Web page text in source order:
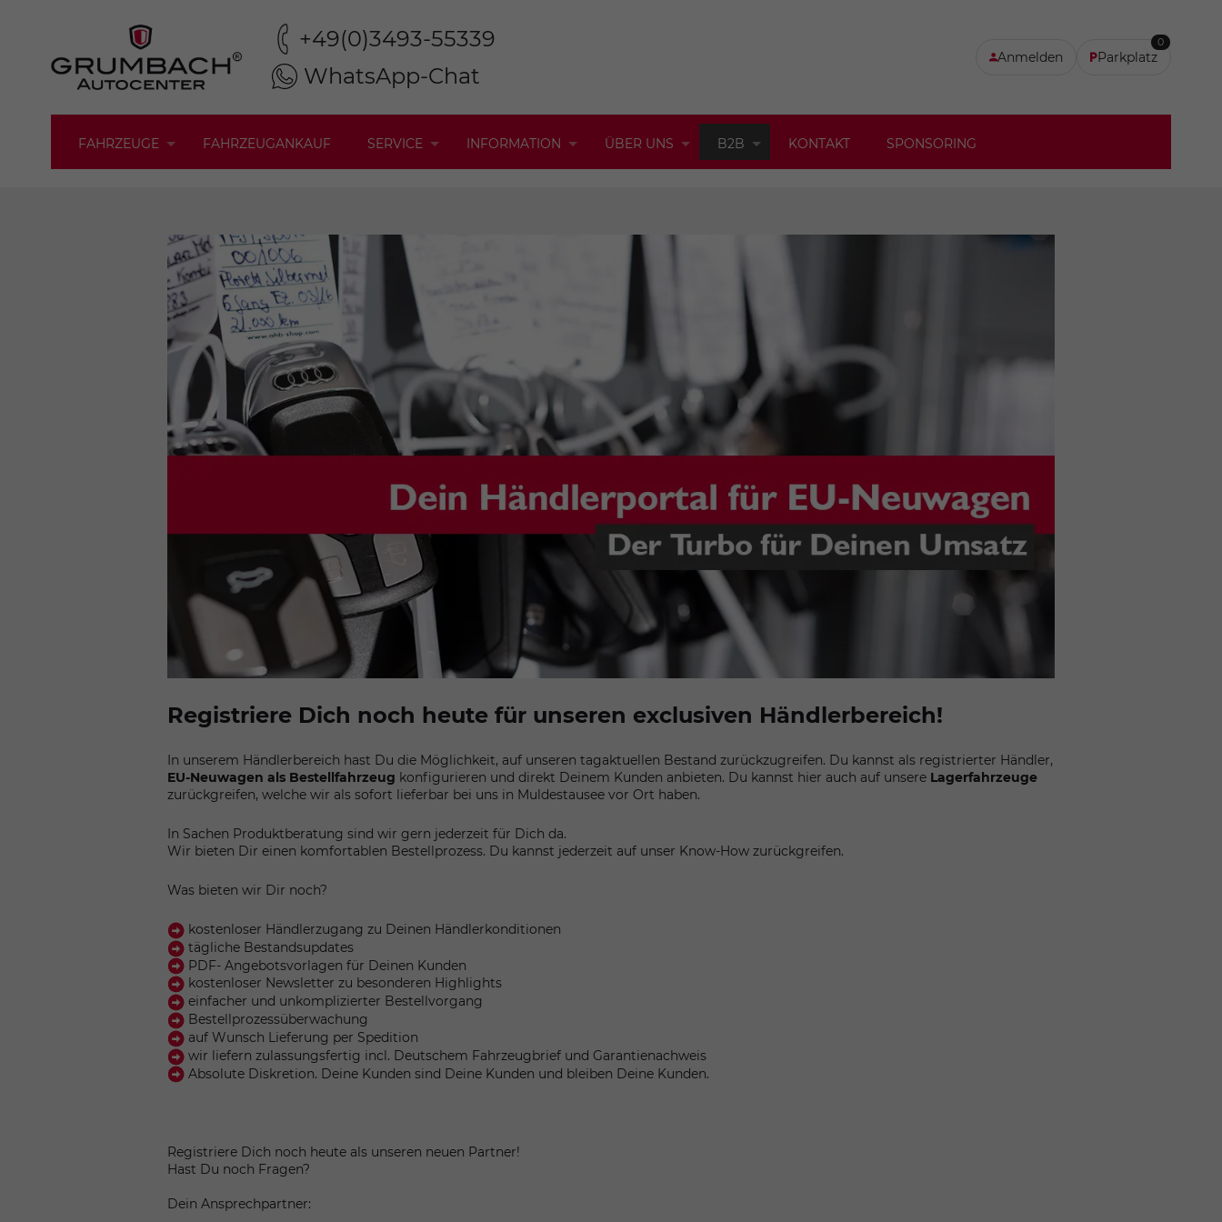
+49(0)3493-55339
WhatsApp-Chat
Anmelden Parkplatz
0
FAHRZEUGE FAHRZEUGANKAUF SERVICE INFORMATION ÜBER UNS B2B KONTAKT SPONSORING
Registriere Dich noch heute für unseren exclusiven Händlerbereich!
In unserem Händlerbereich hast Du die Möglichkeit, auf unseren tagaktuellen Bestand zurückzugreifen. Du kannst als registrierter Händler,
EU-Neuwagen als Bestellfahrzeug konfigurieren und direkt Deinem Kunden anbieten. Du kannst hier auch auf unsere Lagerfahrzeuge
zurückgreifen, welche wir als sofort lieferbar bei uns in Muldestausee vor Ort haben.
In Sachen Produktberatung sind wir gern jederzeit für Dich da.
Wir bieten Dir einen komfortablen Bestellprozess. Du kannst jederzeit auf unser Know-How zurückgreifen.
Was bieten wir Dir noch?
kostenloser Händlerzugang zu Deinen Händlerkonditionen
tägliche Bestandsupdates
PDF- Angebotsvorlagen für Deinen Kunden
kostenloser Newsletter zu besonderen Highlights
einfacher und unkomplizierter Bestellvorgang
Bestellprozessüberwachung
auf Wunsch Lieferung per Spedition
wir liefern zulassungsfertig incl. Deutschem Fahrzeugbrief und Garantienachweis
Absolute Diskretion. Deine Kunden sind Deine Kunden und bleiben Deine Kunden.
Registriere Dich noch heute als unseren neuen Partner!
Hast Du noch Fragen?
Dein Ansprechpartner: